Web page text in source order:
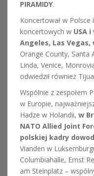
PIRAMIDY.
Koncertował w Polsce
koncertowych w USA
Angeles, Las Vegas,
Orange County, Santa
Linda, Venice,
odwiedził również
Wspólnie z zespołem
w Europie,
Hadze w Holandii, w
NATO Allied Joint
polskiej kadry
Vianden w
Columbiahalle, Ernst
am Steinplatz –